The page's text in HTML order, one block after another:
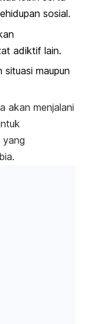
sosial.
adiktif lain.
maupun
akan menjalani
yang
.